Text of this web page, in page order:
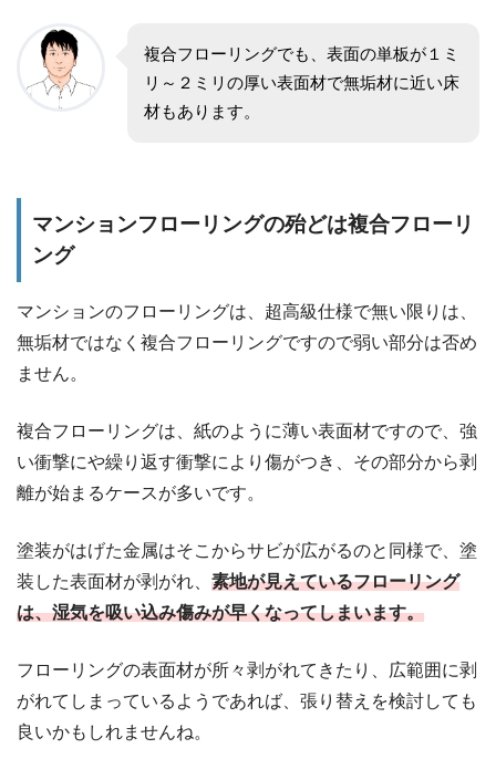
複合フローリングでも、表面の単板が１ミ
リ～２ミリの厚い表面材で無垢材に近い床
材もあります。
マンションフローリングの殆どは複合フローリ
ング
マンションのフローリングは、超高級仕様で無い限りは、
無垢材ではなく複合フローリングですので弱い部分は否め
ません。
複合フローリングは、紙のように薄い表面材ですので、強
い衝撃にや繰り返す衝撃により傷がつき、その部分から剥
離が始まるケースが多いです。
塗装がはげた金属はそこからサビが広がるのと同様で、塗
装した表面材が剥がれ、 素地が見えているフローリング
は、湿気を吸い込み傷みが早くなってしまいます。
フローリングの表面材が所々剥がれてきたり、広範囲に剥
がれてしまっているようであれば、張り替えを検討しても
良いかもしれませんね。